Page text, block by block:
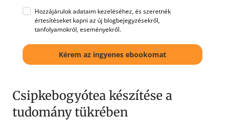
Hozzájárulok adataim kezeléséhez, és szeretnék
értesítéseket kapni az új blogbejegyzésekről,
tanfolyamokról, eseményekről.
Kérem az ingyenes ebookomat
Csipkebogyótea készítése a
tudomány tükrében